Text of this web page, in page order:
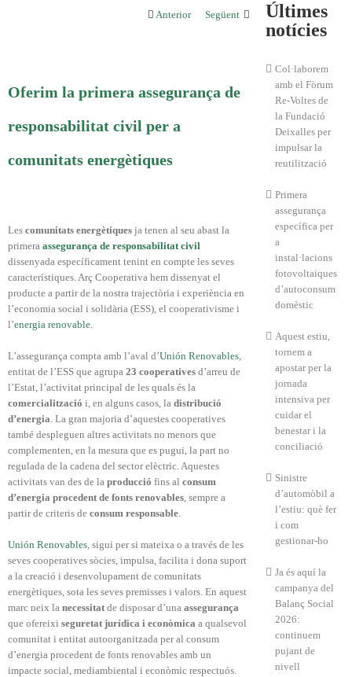
Anterior Següent
Oferim la primera assegurança de
responsabilitat civil per a
comunitats energètiques
Les comunitats energètiques ja tenen al seu abast la
primera assegurança de responsabilitat civil
dissenyada específicament tenint en compte les seves
característiques. Arç Cooperativa hem dissenyat el
producte a partir de la nostra trajectòria i experiència en
l’economia social i solidària (ESS), el cooperativisme i
l’energia renovable.
L’assegurança compta amb l’aval d’Unión Renovables,
entitat de l’ESS que agrupa 23 cooperatives d’arreu de
l’Estat, l’activitat principal de les quals és la
comercialització i, en alguns casos, la distribució
d’energia. La gran majoria d’aquestes cooperatives
també despleguen altres activitats no menors que
complementen, en la mesura que es pugui, la part no
regulada de la cadena del sector elèctric. Aquestes
activitats van des de la producció fins al consum
d’energia procedent de fonts renovables, sempre a
partir de criteris de consum responsable.
Unión Renovables, sigui per si mateixa o a través de les
seves cooperatives sòcies, impulsa, facilita i dona suport
a la creació i desenvolupament de comunitats
energètiques, sota les seves premisses i valors. En aquest
marc neix la necessitat de disposar d’una assegurança
que ofereixi seguretat jurídica i econòmica a qualsevol
comunitat i entitat autoorganitzada per al consum
d’energia procedent de fonts renovables amb un
impacte social, mediambiental i econòmic respectuós.
Últimes
notícies
Col·laborem
amb el Fòrum
Re-Voltes de
la Fundació
Deixalles per
impulsar la
reutilització
Primera
assegurança
específica per
a
instal·lacions
fotovoltaiques
d’autoconsum
domèstic
Aquest estiu,
tornem a
apostar per la
jornada
intensiva per
cuidar el
benestar i la
conciliació
Sinistre
d’automòbil a
l’estiu: què fer
i com
gestionar-ho
Ja és aquí la
campanya del
Balanç Social
2026:
continuem
pujant de
nivell